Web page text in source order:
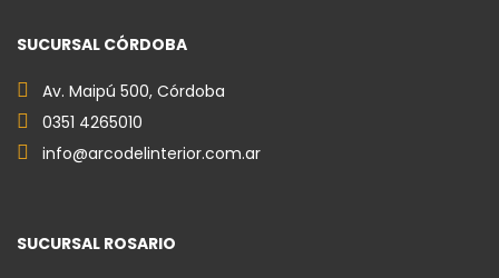
SUCURSAL CÓRDOBA
Av. Maipú 500, Córdoba
0351 4265010
info@arcodelinterior.com.ar
SUCURSAL ROSARIO